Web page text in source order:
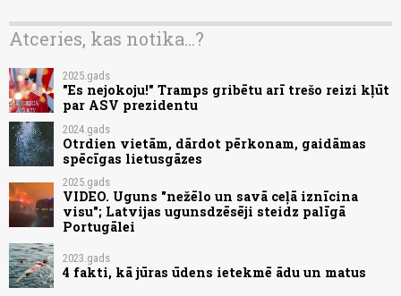
Atceries, kas notika...?
2025.gads
"Es nejokoju!" Tramps gribētu arī trešo reizi kļūt
par ASV prezidentu
2024.gads
Otrdien vietām, dārdot pērkonam, gaidāmas
spēcīgas lietusgāzes
2025.gads
VIDEO. Uguns "nežēlo un savā ceļā iznīcina
visu"; Latvijas ugunsdzēsēji steidz palīgā
Portugālei
2023.gads
4 fakti, kā jūras ūdens ietekmē ādu un matus